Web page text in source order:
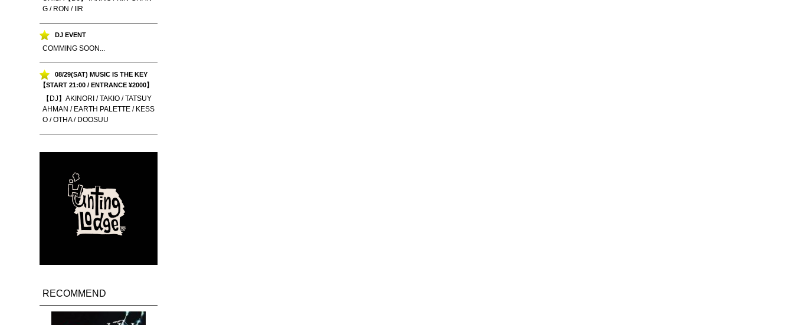
G / RON / IIR
DJ EVENT
COMMING SOON...
08/29(SAT) MUSIC IS THE KEY
【START 21:00 / ENTRANCE ¥2000】
【DJ】AKINORI / TAKIO / TATSUY
AHMAN / EARTH PALETTE / KESS
O / OTHA / DOOSUU
RECOMMEND